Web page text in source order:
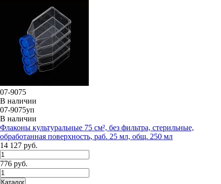
07-9075
В наличии
07-9075уп
В наличии
Флаконы культуральные 75 см², без фильтра, стерильные,
обработанная поверхность, раб. 25 мл, общ. 250 мл
14 127 руб.
776 руб.
Каталог